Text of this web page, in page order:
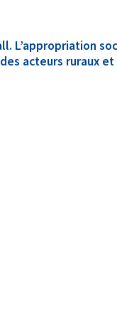
L’appropriation
acteurs ruraux